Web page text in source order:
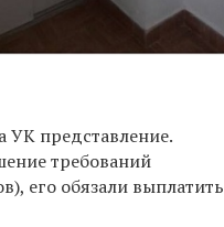
УК представление.
требований
его обязали выплатить